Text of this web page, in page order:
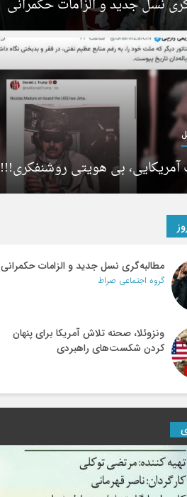
نسل جدید و الزامات حکمرانی
بی هویتی روشنفکری!!!
مطالبه‌گری نسل جدید و الزامات حکمرانی
گروه اجتماعی صراط
ونزوئلا، صحنه تلاش آمریکا برای پنهان
کردن شکست‌های راهبردی